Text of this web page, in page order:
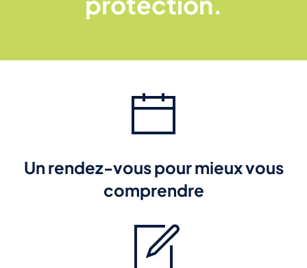
Un rendez-vous pour mieux vous
comprendre